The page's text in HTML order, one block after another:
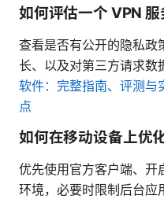
如何评估一个 VPN 服
查看是否有公开的隐私政
长、以及对第三方请求数
软件：完整指南、评测与
点
如何在移动设备上优
优先使用官方客户端、开
环境，必要时限制后台应